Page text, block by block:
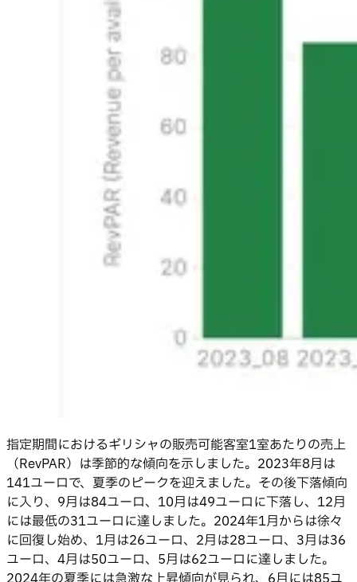
指定期間におけるギリシャの販売可能客室1室あたりの売上
（RevPAR）は季節的な傾向を示しました。2023年8月は
141ユーロで、夏季のピークを迎えました。その後下落傾向
に入り、9月は84ユーロ、10月は49ユーロに下落し、12月
には最低の31ユーロに達しました。2024年1月からは徐々
に回復し始め、1月は26ユーロ、2月は28ユーロ、3月は36
ユーロ、4月は50ユーロ、5月は62ユーロに達しました。